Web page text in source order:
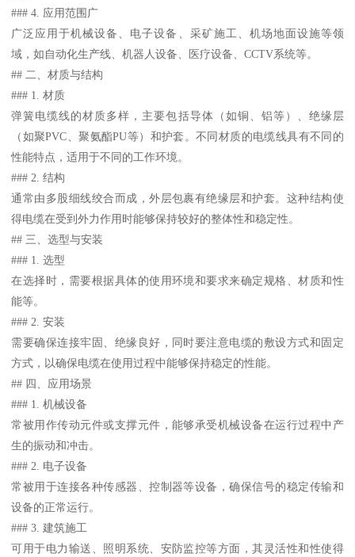
### 4. 应用范围广
广泛应用于机械设备、电子设备、采矿施工、机场地面设施等领
域，如自动化生产线、机器人设备、医疗设备、CCTV系统等。
## 二、材质与结构
### 1. 材质
弹簧电缆线的材质多样，主要包括导体（如铜、铝等）、绝缘层
（如聚PVC、聚氨酯PU等）和护套。不同材质的电缆线具有不同的
性能特点，适用于不同的工作环境。
### 2. 结构
通常由多股细线绞合而成，外层包裹有绝缘层和护套。这种结构使
得电缆在受到外力作用时能够保持较好的整体性和稳定性。
## 三、选型与安装
### 1. 选型
在选择时，需要根据具体的使用环境和要求来确定规格、材质和性
能等。
### 2. 安装
需要确保连接牢固、绝缘良好，同时要注意电缆的敷设方式和固定
方式，以确保电缆在使用过程中能够保持稳定的性能。
## 四、应用场景
### 1. 机械设备
常被用作传动元件或支撑元件，能够承受机械设备在运行过程中产
生的振动和冲击。
### 2. 电子设备
常被用于连接各种传感器、控制器等设备，确保信号的稳定传输和
设备的正常运行。
### 3. 建筑施工
可用于电力输送、照明系统、安防监控等方面，其灵活性和性使得